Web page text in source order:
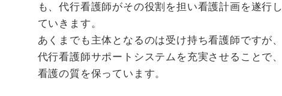
も、代行看護師がその役割を担い看護計画を遂行し
ていきます。
あくまでも主体となるのは受け持ち看護師ですが、
代行看護師サポートシステムを充実させることで、
看護の質を保っています。